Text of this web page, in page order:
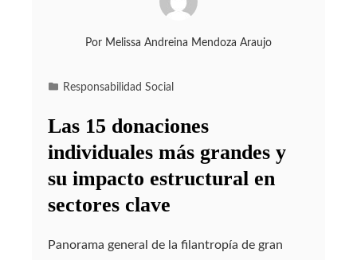
Por Melissa Andreina Mendoza Araujo
Responsabilidad Social
Las 15 donaciones
individuales más grandes y
su impacto estructural en
sectores clave
Panorama general de la filantropía de gran